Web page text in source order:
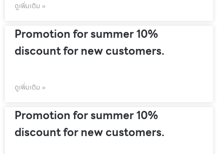
ดูเพิ่มเติม »
Promotion for summer 10%
discount for new customers.
ดูเพิ่มเติม »
Promotion for summer 10%
discount for new customers.